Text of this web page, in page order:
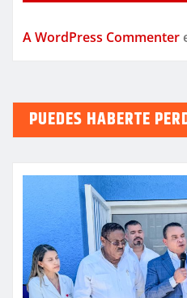
A WordPress Commenter
PUEDES HABERTE